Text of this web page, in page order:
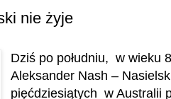
nie żyje
Dziś po południu, w wieku
Aleksander Nash –
pięćdziesiątych w Australii